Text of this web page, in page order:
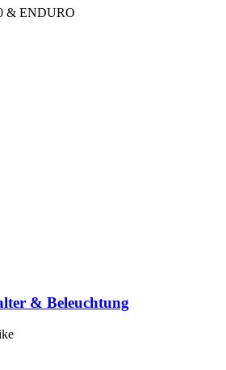
& ENDURO
& Beleuchtung